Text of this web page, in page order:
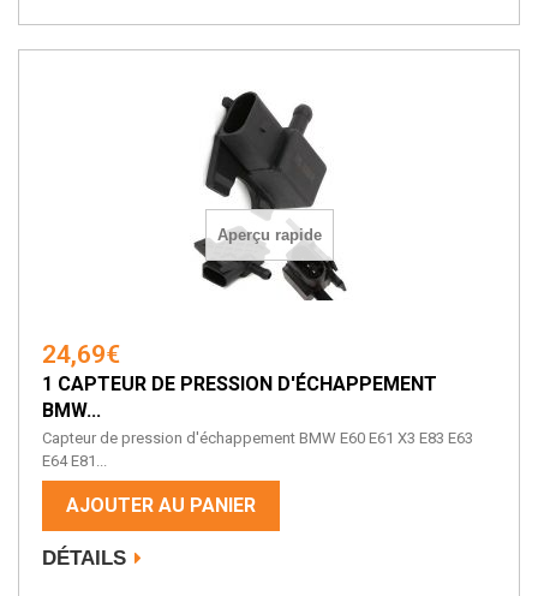
Aperçu rapide
24,69€
1 CAPTEUR DE PRESSION D'ÉCHAPPEMENT
BMW...
Capteur de pression d'échappement BMW E60 E61 X3 E83 E63
E64 E81...
AJOUTER AU PANIER
DÉTAILS